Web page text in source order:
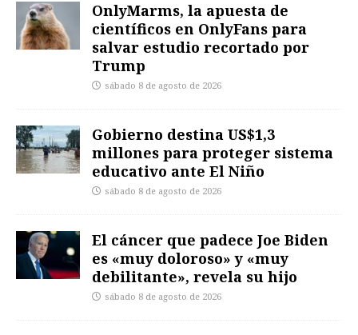
OnlyMarms, la apuesta de
científicos en OnlyFans para
salvar estudio recortado por
Trump
sábado 8 de agosto de 2026
Gobierno destina US$1,3
millones para proteger sistema
educativo ante El Niño
sábado 8 de agosto de 2026
El cáncer que padece Joe Biden
es «muy doloroso» y «muy
debilitante», revela su hijo
sábado 8 de agosto de 2026